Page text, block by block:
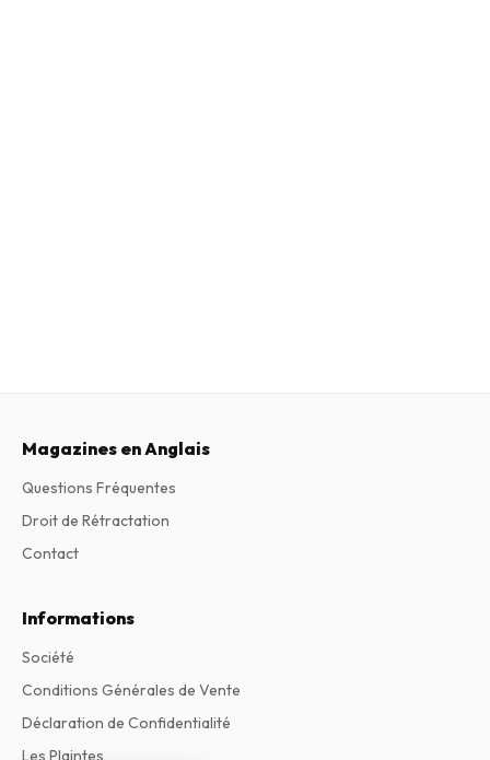
Magazines en Anglais
Questions Fréquentes
Droit de Rétractation
Contact
Informations
Société
Conditions Générales de Vente
Déclaration de Confidentialité
Les Plaintes